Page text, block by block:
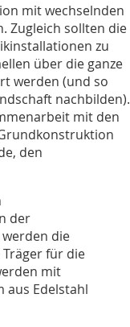
mit wechselnden
Zugleich sollten die
zu
über die ganze
werden (und so
nachbilden).
mit den
den
der
die
für die
mit
aus Edelstahl